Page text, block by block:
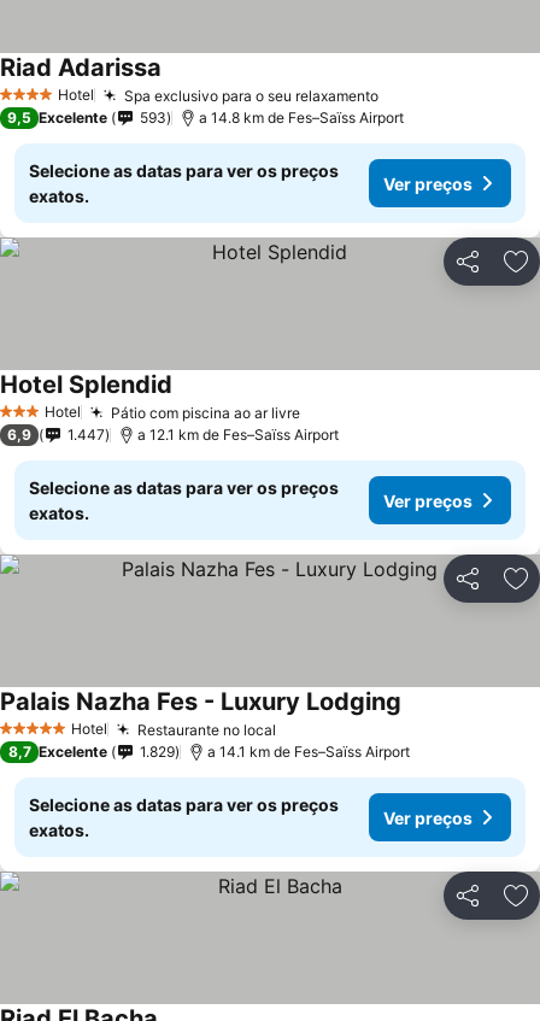
4 EstrelasHotel Spa exclusivo para o seu relaxamentoVer preços
Riad Adarissa
9,5 Excelente 593 a 14.8 km de Fes–Saïss Airport
Selecione as datas para ver os preços
exatos.
Ver preços
Partilhar
3 EstrelasHotel Pátio com piscina ao ar livreVer preços
Hotel Splendid
6,9 1.447 a 12.1 km de Fes–Saïss Airport
Selecione as datas para ver os preços
exatos.
Ver preços
Partilhar
5 Estrelas Hotel Restaurante no local
Palais Nazha Fes - Luxury Lodging
8,7 Excelente 1.829 a 14.1 km de Fes–Saïss Airport
Selecione as datas para ver os preços
exatos.
Ver preços
Partilhar